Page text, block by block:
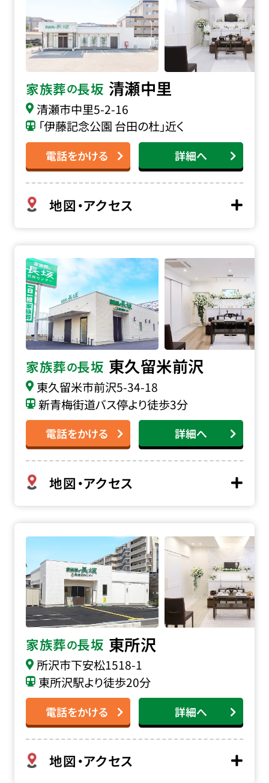
家族葬の長坂 清瀬中里
清瀬市中里5-2-16
「伊藤記念公園 台田の杜」近く
電話をかける 詳細へ
地図・アクセス
家族葬の長坂 東久留米前沢
東久留米市前沢5-34-18
新青梅街道バス停より徒歩3分
電話をかける 詳細へ
地図・アクセス
家族葬の長坂 東久留米前沢の詳細へ
家族葬の長坂 東所沢
所沢市下安松1518-1
東所沢駅より徒歩20分
電話をかける 詳細へ
地図・アクセス